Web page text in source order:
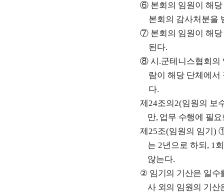
⑥ 본회의 임원이 해
본회의 감사처분을
⑦ 본회의 임원이 해
된다.
⑧ 시 .군테니스협회의
람이 해당 단체에서
다.
제24조의2(임원의 보
만, 업무 수행에 필
제25조(임원의 임기)
는2년으로 하되 , 1
않는다.
② 임기의 기산은 일수
사 외의 임원의 기산